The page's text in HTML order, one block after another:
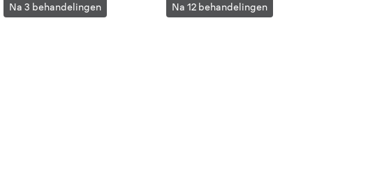
Na 3 behandelingen
Na 12 behandelingen